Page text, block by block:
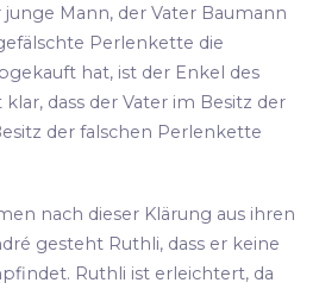
Mann, der Vater Baumann
Perlenkette die
hat, ist der Enkel des
dass der Vater im Besitz der
der falschen Perlenkette
nach dieser Klärung aus ihren
gesteht Ruthli, dass er keine
Ruthli ist erleichtert, da